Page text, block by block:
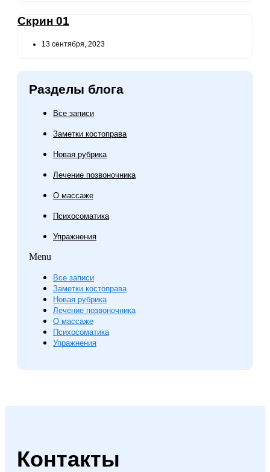
Скрин 01
13 сентября, 2023
Разделы блога
Все записи
Заметки костоправа
Новая рубрика
Лечение позвоночника
О массаже
Психосоматика
Упражнения
Menu
Все записи
Заметки костоправа
Новая рубрика
Лечение позвоночника
О массаже
Психосоматика
Упражнения
Контакты